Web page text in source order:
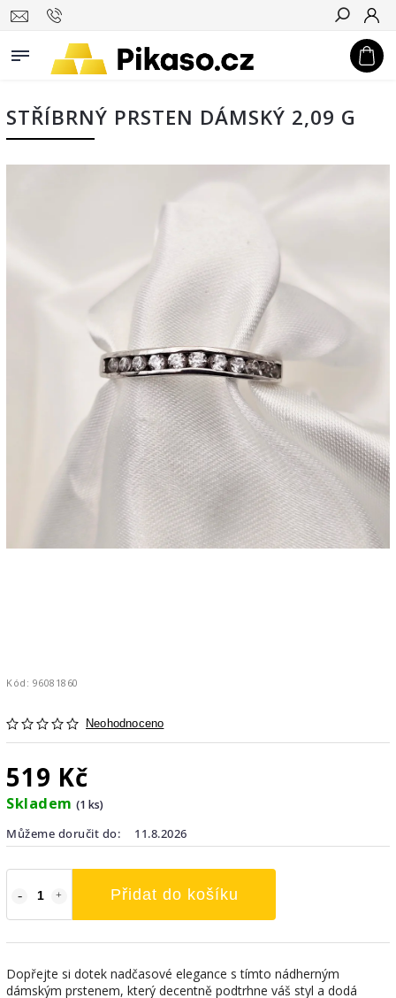
Hledat
STŘÍBRNÝ PRSTEN DÁMSKÝ 2,09 G
Kód: 96081860
Neohodnoceno
519 Kč
Skladem (1 ks)
Můžeme doručit do:
11.8.2026
Přidat do košíku
Dopřejte si dotek nadčasové elegance s tímto nádherným
dámským prstenem, který decentně podtrhne váš styl a dodá